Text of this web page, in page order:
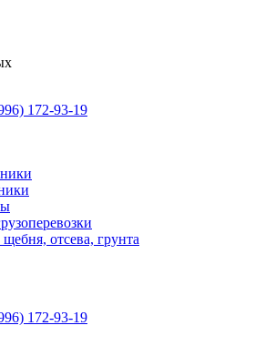
172-93-19
отсева, грунта
172-93-19